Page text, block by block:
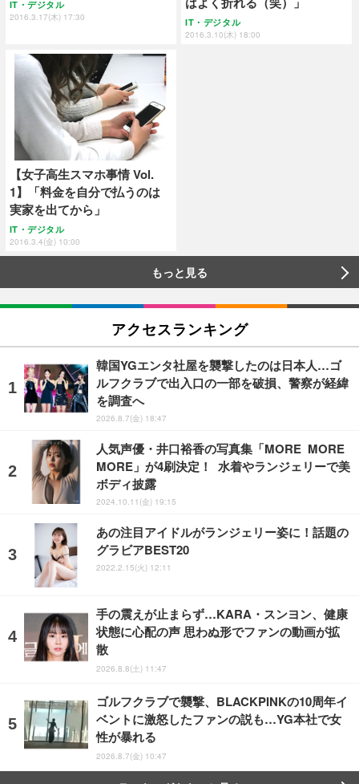
IT・デジタル
2016.3.17(木) 17:30 IT・デジタル
2016.3.10(木) 18:00
【女子高生スマホ事情 Vol.
1】「料金を自分で払うのは
実家を出てから」
IT・デジタル
2016.3.4(金) 10:00
もっと見る
アクセスランキング
韓国YGエンタ社屋を襲撃したのは日本人…ゴ
ルフクラブで出入口の一部を破損、警察が経緯
を調査へ
2026.8.7(金) 18:47
人気声優・井口裕香の写真集「MORE MORE
MORE」が4刷決定！ 水着やランジェリーで美
ボディ披露
2024.10.11(金) 19:15
あの注目アイドルがランジェリー姿に！話題の
グラビアBEST20
2022.2.15(火) 12:11
手の震えが止まらず…KARA・スンヨン、健康
状態に心配の声 思わぬ形でファンの動画が拡
散
2026.8.8(土) 11:47
ゴルフクラブで襲撃、BLACKPINKの10周年イ
ベントに激怒したファンの説も…YG本社で女
性が暴れる
2026.8.7(金) 10:47